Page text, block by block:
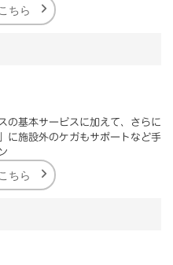
ちら
の基本サービスに加えて、さらに
に施設外のケガもサポートなど手
ちら